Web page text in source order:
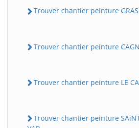
Trouver chantier peinture
Trouver chantier peinture
Trouver chantier peinture LE
Trouver chantier peinture